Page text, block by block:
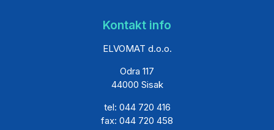
Kontakt info
ELVOMAT d.o.o.
Odra 117
44000 Sisak
tel: 044 720 416
fax: 044 720 458